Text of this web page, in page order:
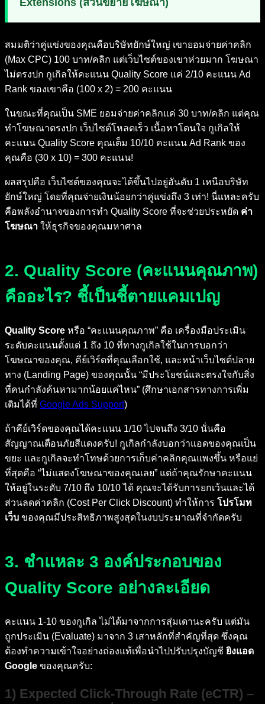
สมมติว่าคู่แข่งของคุณคือบริษัทยักษ์ใหญ่ เขายอมจ่ายค่าคลิก
(Max CPC) 100 บาท/คลิก แต่เว็บไซต์ของเขาห่วยมาก โฆษณา
ไม่ตรงปก กูเกิลให้คะแนน Quality Score แค่ 2/10 คะแนน Ad
Rank ของเขาคือ (100 x 2) = 200 คะแนน
ในขณะที่คุณเป็น SME ยอมจ่ายค่าคลิกแค่ 30 บาท/คลิก แต่คุณ
ทำโฆษณาตรงปก เว็บไซต์โหลดเร็ว เนื้อหาโดนใจ กูเกิลให้
คะแนน Quality Score คุณเต็ม 10/10 คะแนน Ad Rank ของ
คุณคือ (30 x 10) = 300 คะแนน!
ผลสรุปคือ เว็บไซต์ของคุณจะได้ขึ้นไปอยู่อันดับ 1 เหนือบริษัท
ยักษ์ใหญ่ โดยที่คุณจ่ายเงินน้อยกว่าคู่แข่งถึง 3 เท่า! นี่แหละครับ
คือพลังอำนาจของการทำ Quality Score ที่จะช่วยประหยัด ค่า
โฆษณา ให้ธุรกิจของคุณมหาศาล
2. Quality Score (คะแนนคุณภาพ)
คืออะไร? ชี้เป็นชี้ตายแคมเปญ
Quality Score หรือ “คะแนนคุณภาพ” คือ เครื่องมือประเมิน
ระดับคะแนนตั้งแต่ 1 ถึง 10 ที่ทางกูเกิลใช้ในการบอกว่า
โฆษณาของคุณ, คีย์เวิร์ดที่คุณเลือกใช้, และหน้าเว็บไซต์ปลาย
ทาง (Landing Page) ของคุณนั้น “มีประโยชน์และตรงใจกับสิ่ง
ที่คนกำลังค้นหามากน้อยแค่ไหน” (ศึกษาเอกสารทางการเพิ่ม
เติมได้ที่ Google Ads Support)
ถ้าคีย์เวิร์ดของคุณได้คะแนน 1/10 ไปจนถึง 3/10 นั่นคือ
สัญญาณเตือนภัยสีแดงครับ! กูเกิลกำลังบอกว่าแอดของคุณเป็น
ขยะ และกูเกิลจะทำโทษด้วยการเก็บค่าคลิกคุณแพงขึ้น หรือแย่
ที่สุดคือ “ไม่แสดงโฆษณาของคุณเลย” แต่ถ้าคุณรักษาคะแนน
ให้อยู่ในระดับ 7/10 ถึง 10/10 ได้ คุณจะได้รับการยกเว้นและได้
ส่วนลดค่าคลิก (Cost Per Click Discount) ทำให้การ โปรโมท
เว็บ ของคุณมีประสิทธิภาพสูงสุดในงบประมาณที่จำกัดครับ
3. ชำแหละ 3 องค์ประกอบของ
Quality Score อย่างละเอียด
คะแนน 1-10 ของกูเกิล ไม่ได้มาจากการสุ่มเดานะครับ แต่มัน
ถูกประเมิน (Evaluate) มาจาก 3 เสาหลักที่สำคัญที่สุด ซึ่งคุณ
ต้องทำความเข้าใจอย่างถ่องแท้เพื่อนำไปปรับปรุงบัญชี ยิงแอด
Google ของคุณครับ:
1) Expected Click-Through Rate (eCTR) –